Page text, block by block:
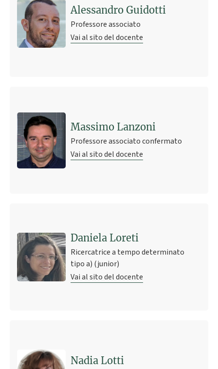
Alessandro Guidotti
Professore associato
Vai al sito del docente
Massimo Lanzoni
Professore associato confermato
Vai al sito del docente
Daniela Loreti
Ricercatrice a tempo determinato
tipo a) (junior)
Vai al sito del docente
Nadia Lotti21 luglio 2011 11:11